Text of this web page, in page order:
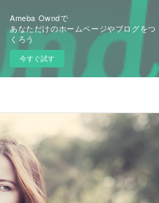
Ameba Owndで
あなただけのホームページやブログをつ
くろう
今すぐ試す